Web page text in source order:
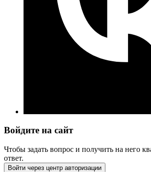
Войдите на сайт
Чтобы задать вопрос и получить на него
ответ.
Войти через центр авторизации